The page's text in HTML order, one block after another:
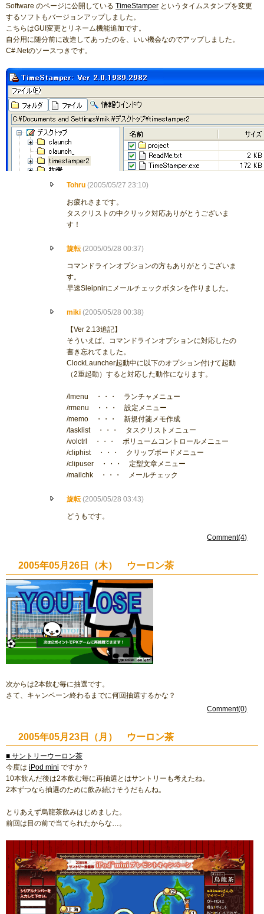
Software のページに公開している TimeStamper というタイムスタンプを変更
するソフトもバージョンアップしました。
こちらはGUI変更とリネーム機能追加です。
自分用に随分前に改造してあったのを、いい機会なのでアップしました。
C#.Netのソースつきです。
Tohru (2005/05/27 23:10)
お疲れさまです。
タスクリストの中クリック対応ありがとうございま
す！
旋転 (2005/05/28 00:37)
コマンドラインオプションの方もありがとうございま
す。
早速Sleipnirにメールチェックボタンを作りました。
miki (2005/05/28 00:38)
【Ver 2.13追記】
そういえば、コマンドラインオプションに対応したの
書き忘れてました。
ClockLauncher起動中に以下のオプション付けて起動
（2重起動）すると対応した動作になります。
/lmenu ・・・ ランチャメニュー
/rmenu ・・・ 設定メニュー
/memo ・・・ 新規付箋メモ作成
/tasklist ・・・ タスクリストメニュー
/volctrl ・・・ ボリュームコントロールメニュー
/cliphist ・・・ クリップボードメニュー
/clipuser ・・・ 定型文章メニュー
/mailchk ・・・ メールチェック
旋転 (2005/05/28 03:43)
どうもです。
Comment(4)
2005年05月26日（木） ウーロン茶
次からは2本飲む毎に抽選です。
さて、キャンペーン終わるまでに何回抽選するかな？
Comment(0)
2005年05月23日（月） ウーロン茶
■ サントリーウーロン茶
今度は iPod mini ですか？
10本飲んだ後は2本飲む毎に再抽選とはサントリーも考えたね。
2本ずつなら抽選のために飲み続けそうだもんね。
とりあえず烏龍茶飲みはじめました。
前回は目の前で当てられたからな…。